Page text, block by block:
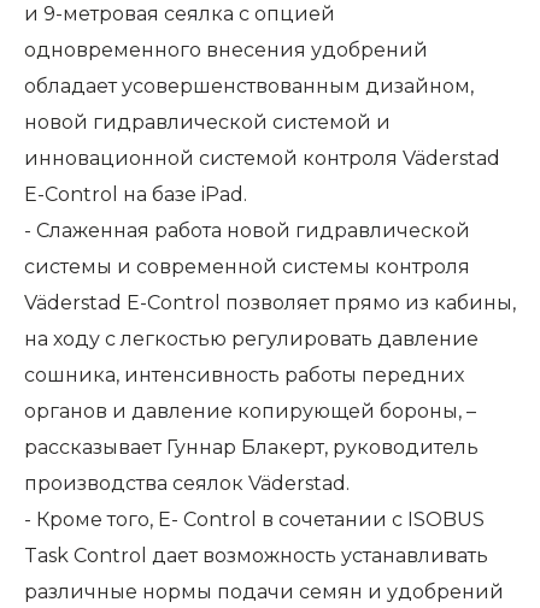
и 9-метровая сеялка с опцией
одновременного внесения удобрений
обладает усовершенствованным дизайном,
новой гидравлической системой и
инновационной системой контроля Väderstad
E-Control на базе iPad.
- Слаженная работа новой гидравлической
системы и современной системы контроля
Väderstad E-Control позволяет прямо из кабины,
на ходу с легкостью регулировать давление
сошника, интенсивность работы передних
органов и давление копирующей бороны, –
рассказывает Гуннар Блакерт, руководитель
производства сеялок Väderstad.
- Кроме того, E- Control в сочетании с ISOBUS
Task Control дает возможность устанавливать
различные нормы подачи семян и удобрений